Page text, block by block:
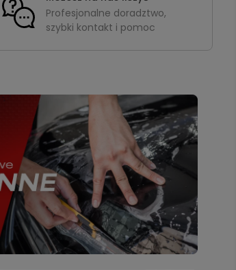
Profesjonalne doradztwo,
szybki kontakt i pomoc